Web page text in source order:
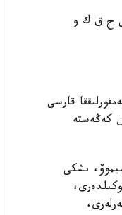
ارنايى ح ق ك و
قارسى
كەڭەستە
ىشكى